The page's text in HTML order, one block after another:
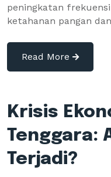
peningkatan
ketahanan pangan
Read More
Krisis
Tenggara:
Terjadi?